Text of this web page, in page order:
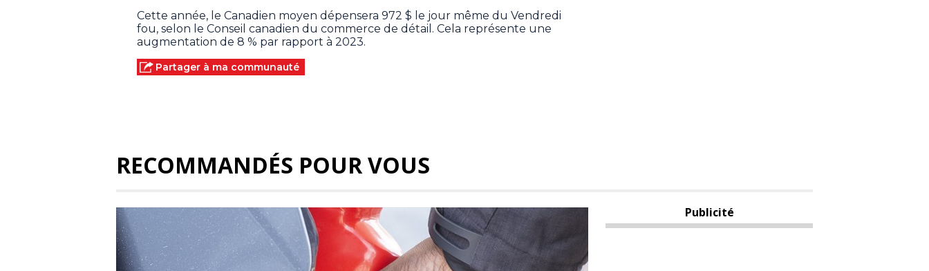
Cette année, le Canadien moyen dépensera 972 $ le jour même du Vendredi
fou, selon le Conseil canadien du commerce de détail. Cela représente une
augmentation de 8 % par rapport à 2023.
Partager à ma communauté
RECOMMANDÉS POUR VOUS
Publicité